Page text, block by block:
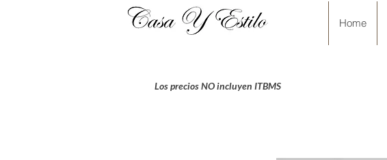
Home
Los precios NO incluyen ITBMS